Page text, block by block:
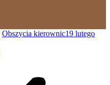
Obszycia kierownic19 lutego